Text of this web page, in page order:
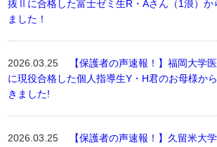
抜Ⅱに合格した富士ゼミ生R・Aさん（1浪）か
ました！
2026.03.25
【保護者の声速報！】福岡大学
に現役合格した個人指導生Y・H君のお母様か
きました!
2026.03.25
【保護者の声速報！】久留米大